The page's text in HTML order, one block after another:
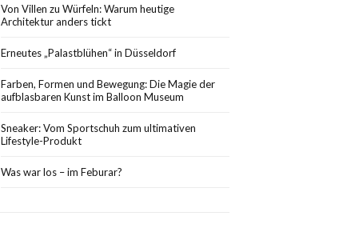
Von Villen zu Würfeln: Warum heutige
Architektur anders tickt
Erneutes „Palastblühen“ in Düsseldorf
Farben, Formen und Bewegung: Die Magie der
aufblasbaren Kunst im Balloon Museum
Sneaker: Vom Sportschuh zum ultimativen
Lifestyle-Produkt
Was war los – im Feburar?